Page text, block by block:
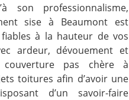
son professionnalisme,
sise à Beaumont est
à la hauteur de vos
ardeur, dévouement et
couverture pas chère à
toitures afin d’avoir une
d’un savoir-faire